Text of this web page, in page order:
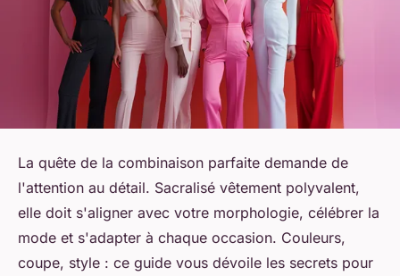
La quête de la combinaison parfaite demande de
l'attention au détail. Sacralisé vêtement polyvalent,
elle doit s'aligner avec votre morphologie, célébrer la
mode et s'adapter à chaque occasion. Couleurs,
coupe, style : ce guide vous dévoile les secrets pour